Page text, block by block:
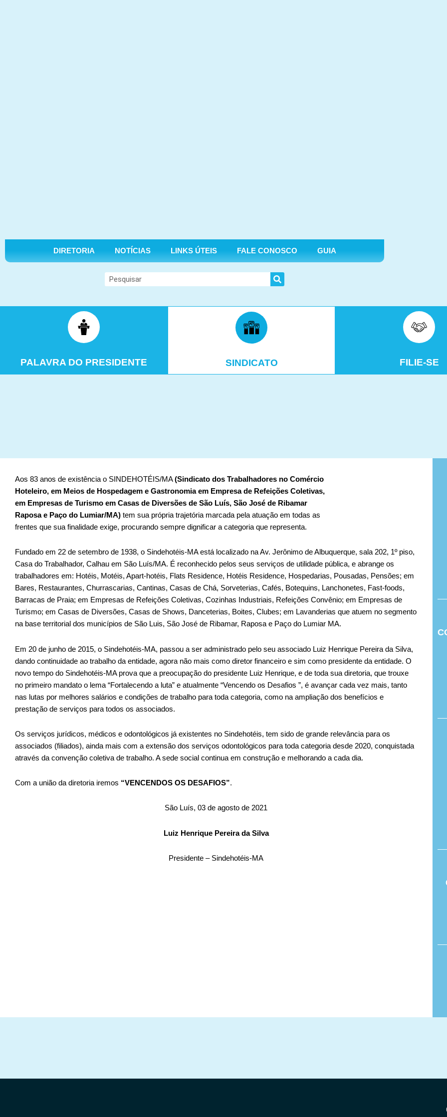
DIRETORIA NOTÍCIAS LINKS ÚTEIS FALE CONOSCO GUIA
Search
PALAVRA DO PRESIDENTE SINDICATO FILIE-SE
Aos 83 anos de existência o SINDEHOTÉIS/MA(Sindicato dos Trabalhadores no Comércio
Hoteleiro, em Meios de Hospedagem e Gastronomia em Empresa de Refeições Coletivas,
em Empresas de Turismo em Casas de Diversões de São Luís, São José de Ribamar
Raposa e Paço do Lumiar/MA) tem sua própria trajetória marcada pela atuação em todas as
frentes que sua finalidade exige, procurando sempre dignificar a categoria que representa.
Fundado em 22 de setembro de 1938, o Sindehotéis-MA está localizado na Av. Jerônimo de Albuquerque, sala 202, 1º piso,
Casa do Trabalhador, Calhau em São Luís/MA. É reconhecido pelos seus serviços de utilidade pública, e abrange os
trabalhadores em: Hotéis, Motéis, Apart-hotéis, Flats Residence, Hotéis Residence, Hospedarias, Pousadas, Pensões; em
Bares, Restaurantes, Churrascarias, Cantinas, Casas de Chá, Sorveterias, Cafés, Botequins, Lanchonetes, Fast-foods,
Barracas de Praia; em Empresas de Refeições Coletivas, Cozinhas Industriais, Refeições Convênio; em Empresas de
Turismo; em Casas de Diversões, Casas de Shows, Danceterias, Boites, Clubes; em Lavanderias que atuem no segmento
na base territorial dos municípios de São Luis, São José de Ribamar, Raposa e Paço do Lumiar MA.
Em 20 de junho de 2015, o Sindehotéis-MA, passou a ser administrado pelo seu associado Luiz Henrique Pereira da Silva,
dando continuidade ao trabalho da entidade, agora não mais como diretor financeiro e sim como presidente da entidade. O
novo tempo do Sindehotéis-MA prova que a preocupação do presidente Luiz Henrique, e de toda sua diretoria, que trouxe
no primeiro mandato o lema “Fortalecendo a luta” e atualmente “Vencendo os Desafios ”, é avançar cada vez mais, tanto
nas lutas por melhores salários e condições de trabalho para toda categoria, como na ampliação dos benefícios e
prestação de serviços para todos os associados.
Os serviços jurídicos, médicos e odontológicos já existentes no Sindehotéis, tem sido de grande relevância para os
associados (filiados), ainda mais com a extensão dos serviços odontológicos para toda categoria desde 2020, conquistada
através da convenção coletiva de trabalho. A sede social continua em construção e melhorando a cada dia.
Com a união da diretoria iremos “VENCENDOS OS DESAFIOS”.
São Luís, 03 de agosto de 2021
Luiz Henrique Pereira da Silva
Presidente – Sindehotéis-MA